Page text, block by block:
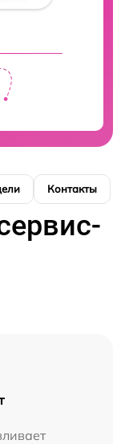
Контакты